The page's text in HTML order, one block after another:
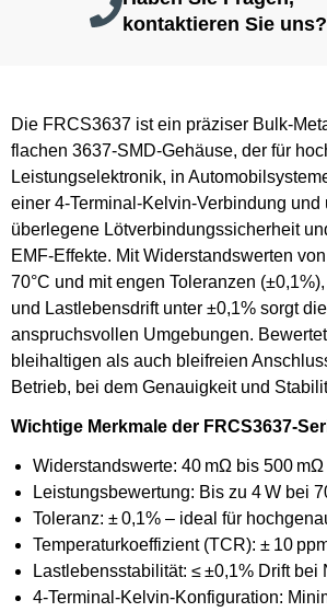
kontaktieren Sie uns?
Die FRCS3637 ist ein präziser Bulk-
flachen 3637-SMD-Gehäuse, der für
Leistungselektronik, in
einer 4-Terminal-Kelvin-Verbindung
überlegene Lötverbindungssicherheit
EMF-Effekte. Mit Widerstandswerten
70°C und mit engen Toleranzen
und Lastlebensdrift unter ±0,1% sorgt
anspruchsvollen Umgebungen.
bleihaltigen als auch bleifreien
Betrieb, bei dem Genauigkeit und
Wichtige Merkmale der FRCS3637-
Widerstandswerte: 40 mΩ bis 500 mΩ
Leistungsbewertung: Bis zu 4 W bei
Toleranz: ± 0,1% – ideal für
Temperaturkoeffizient (TCR): ± 10
Lastlebensstabilität: ≤ ±0,1% Drift bei
4-Terminal-Kelvin-Konfiguration: